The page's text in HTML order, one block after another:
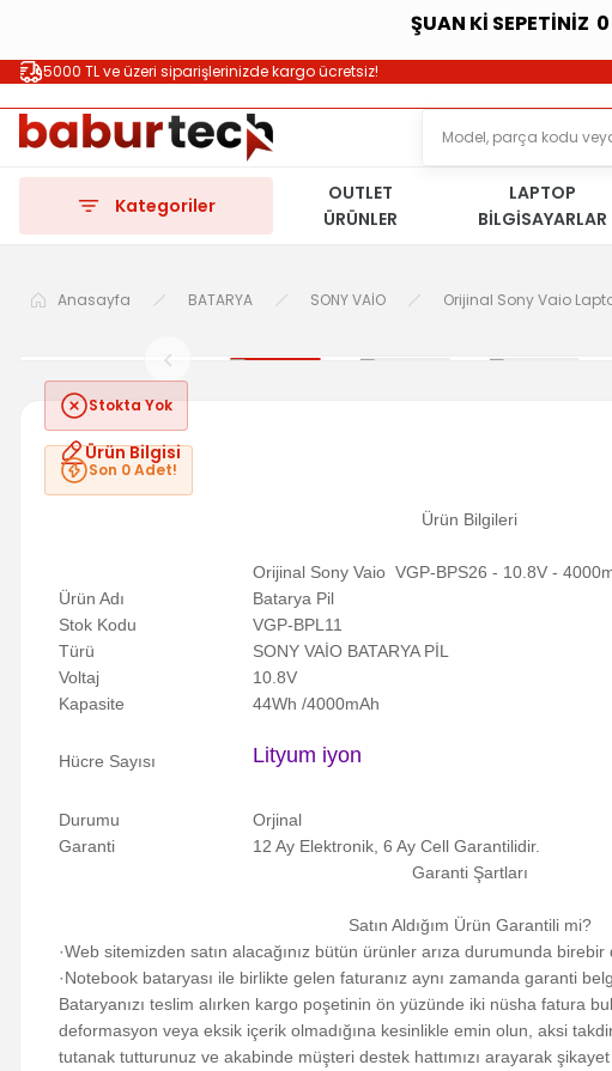
ŞUAN Kİ SEPETİNİZ
5000 TL ve üzeri siparişlerinizde kargo ücretsiz!
Kategoriler
OUTLET
ÜRÜNLER
LAPTOP
BİLGİSAYARLAR
Anasayfa BATARYA SONY VAİO Orijinal Sony Vaio
Stokta Yok
Son 0 Adet!
Ürün Bilgisi
Ürün Bilgileri
Ürün Adı
Orijinal Sony Vaio VGP-BPS26 - 10.8V -
Batarya Pil
Stok Kodu
VGP-BPL11
Türü
SONY VAİO BATARYA PİL
Voltaj
10.8V
Kapasite
44Wh /4000mAh
Hücre Sayısı Lityum iyon
Durumu
Orjinal
Garanti
12 Ay Elektronik, 6 Ay Cell Garantilidir.
Garanti Şartları
Satın Aldığım Ürün Garantili mi?
·Web sitemizden satın alacağınız bütün ürünler arıza durumunda birebir
·Notebook bataryası ile birlikte gelen faturanız aynı zamanda garanti
Bataryanızı teslim alırken kargo poşetinin ön yüzünde iki nüsha fatura
deformasyon veya eksik içerik olmadığına kesinlikle emin olun, aksi
tutanak tutturunuz ve akabinde müşteri destek hattımızı arayarak şikayet